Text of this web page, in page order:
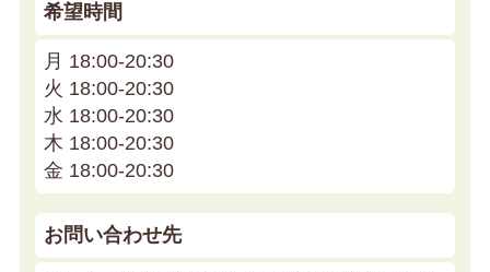
希望時間
月 18:00-20:30
火 18:00-20:30
水 18:00-20:30
木 18:00-20:30
金 18:00-20:30
お問い合わせ先